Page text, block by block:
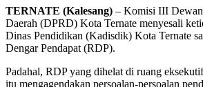
TERNATE (Kalesang) – Komisi III
Daerah (DPRD) Kota Ternate menyesali
Dinas Pendidikan (Kadisdik) Kota Ternate
Dengar Pendapat (RDP).
Padahal, RDP yang dihelat di ruang
itu mengagendakan persoalan-persoalan